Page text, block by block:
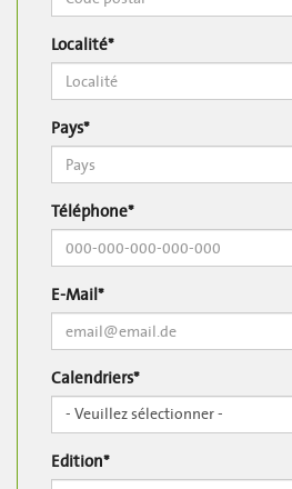
Localité*
Pays*
Téléphone*
E-Mail*
Calendriers*
Edition*